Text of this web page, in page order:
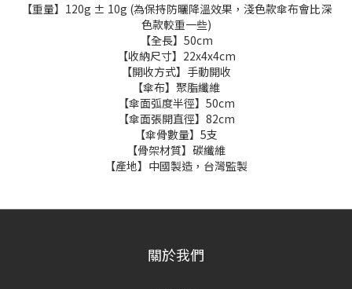
【重量】120g ± 10g (為保持防曬降溫效果，淺色款傘布會比深
色款較重一些)
【全長】50cm
【收納尺寸】22x4x4cm
【開收方式】手動開收
【傘布】聚脂纖維
【傘面弧度半徑】50cm
【傘面張開直徑】82cm
【傘骨數量】5支
【骨架材質】碳纖維
【產地】中國製造，台灣監製
關於我們